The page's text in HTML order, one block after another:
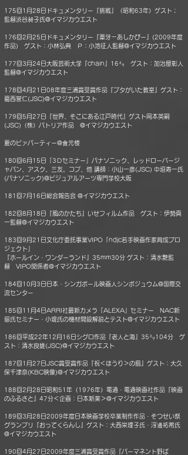
175回1月28日ドキュメンタリー『挑戦』（昭和63年）ゲスト；
監督渋谷昶子氏@イマジカウエスト
176回2月25日ドキュメンタリー『葦牙－あしかびー』(2009年度
作品) ゲスト：小林弘典 Ｐ：小池征人監督@イマジカウエスト
177回3月24日大阪芸術大学『chain』16㍉ ゲスト：加治屋彰人
監督@イマジカウエスト
178回4月21日08年度三浦賞受賞作品『ブタがいた教室』ゲスト：
葛西誉仁(JSC)@イマジカウエスト
179回5月27日『世界、そこにある江戸時代』ゲスト岡本英嗣
(JSC)（株）パトリア作品 @イマジカウエスト
夏のビァパーティー@會元楼
180回6月15日「3Ｄセミナー」パナソニック、レッドローバージ
ャパン、アスク、三友。コブ、他 講師：小山一彦(JSC) 中垣寿一氏
(パナソニック)@ビジュアルアーツ専門学校大阪
181回7月16日総会報告会 @イマジカウエスト
182回8月18日『風のかたち』いせフィルム作品 ゲスト：伊勢真
一監督@イマジカウエスト
183回9月21日文化庁委託事業VIPO「ndjc若手映画作家育成プロ
ジェクト」
『ホールイン・ワンダーランド』35mm30分 ゲスト：清水艶監
督 VIPO関係者@イマジカウエスト
184回10月3日日本・シンガポール映画人シンポジュウム@国際交
流センター
185回11月4日ARRI社最新カメラ「ALEXA」セミナー NAC新
留氏セミナー・小堤氏の機材開設解説とテスト@イマジカウエスト
186回平成22年12月16日シグロ作品『老人と海』35㍉104分 ゲ
スト：清水良雄(JSC)@イマジカウエスト
187回1月27日JSC賞受賞作品『祝＜ほうり＞の島』ゲスト：大久
保千津奈(KBC映像)@イマジカウエスト
188回2月28日昭和51年（1976年）電通・電通映画社作品『映画
のふるさと』47分＜企画：日本新薬＞@イマジカウエスト
189回3月28日2009年度日本映画学校卒業制作作品・そつせい祭
グランプリ『おってくらんし』ゲスト：大西栄理子氏・浮邊祐希氏
@イマジカウエスト
190回4月27日2009年度三浦賞受賞作品『パーマネント野ば